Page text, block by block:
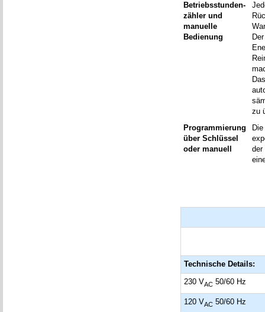
Betriebsstunden-
zähler und
manuelle
Bedienung
zu
Programmierung
über Schlüssel
oder manuell
der
Technische Details:
230 VAC 50/60 Hz
120 VAC 50/60 Hz